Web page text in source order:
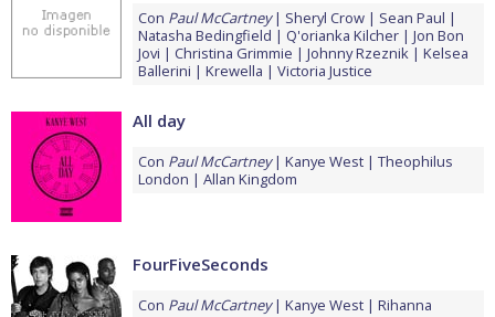
Con Paul McCartney Sheryl Crow
Sean Paul
Natasha Bedingfield
Q'orianka Kilcher
Jon Bon
Jovi
Christina Grimmie Johnny Rzeznik
Kelsea
Ballerini
Krewella Victoria Justice
All day
Con Paul McCartney Kanye West
Theophilus
London
Allan Kingdom
FourFiveSeconds
Con Paul McCartney Kanye West Rihanna